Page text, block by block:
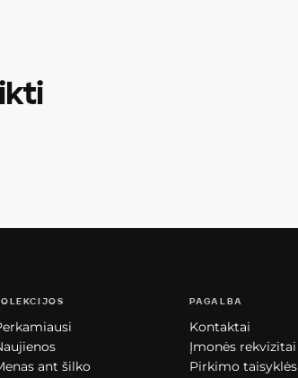
ant šilko
PAGALBA
Kontaktai
Įmonės rekvizitai
Pirkimo taisyklės